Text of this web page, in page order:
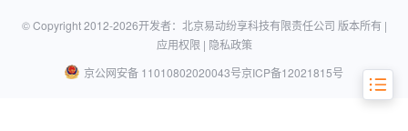
三、经营指标的应用
© Copyright 2012-2026开发者：北京易动纷享科技有限责任公司 版本所有 |
应用权限 | 隐私政策
京公网安备 11010802020043号京ICP备12021815号